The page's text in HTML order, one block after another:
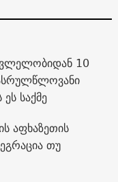
10
საქმე
აფხაზეთის
თუ